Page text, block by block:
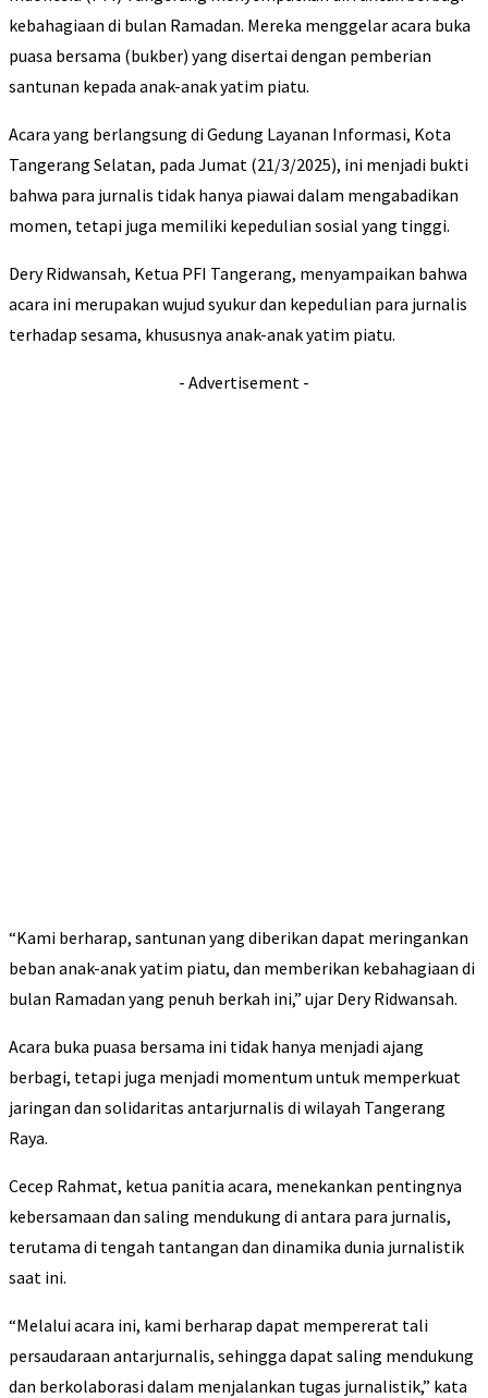
kebahagiaan di bulan Ramadan. Mereka menggelar acara buka
puasa bersama (bukber) yang disertai dengan pemberian
santunan kepada anak-anak yatim piatu.
Acara yang berlangsung di Gedung Layanan Informasi, Kota
Tangerang Selatan, pada Jumat (21/3/2025), ini menjadi bukti
bahwa para jurnalis tidak hanya piawai dalam mengabadikan
momen, tetapi juga memiliki kepedulian sosial yang tinggi.
Dery Ridwansah, Ketua PFI Tangerang, menyampaikan bahwa
acara ini merupakan wujud syukur dan kepedulian para jurnalis
terhadap sesama, khususnya anak-anak yatim piatu.
- Advertisement -
“Kami berharap, santunan yang diberikan dapat meringankan
beban anak-anak yatim piatu, dan memberikan kebahagiaan di
bulan Ramadan yang penuh berkah ini,” ujar Dery Ridwansah.
Acara buka puasa bersama ini tidak hanya menjadi ajang
berbagi, tetapi juga menjadi momentum untuk memperkuat
jaringan dan solidaritas antarjurnalis di wilayah Tangerang
Raya.
Cecep Rahmat, ketua panitia acara, menekankan pentingnya
kebersamaan dan saling mendukung di antara para jurnalis,
terutama di tengah tantangan dan dinamika dunia jurnalistik
saat ini.
“Melalui acara ini, kami berharap dapat mempererat tali
persaudaraan antarjurnalis, sehingga dapat saling mendukung
dan berkolaborasi dalam menjalankan tugas jurnalistik,” kata